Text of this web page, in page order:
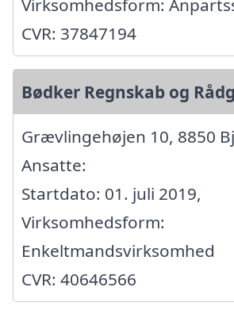
Virksomhedsform:
CVR: 37847194
Bødker Regnskab og
Grævlingehøjen 10, 8850
Ansatte:
Startdato: 01. juli 2019,
Virksomhedsform:
Enkeltmandsvirksomhed
CVR: 40646566